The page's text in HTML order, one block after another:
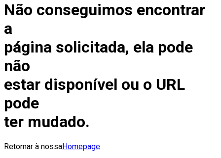
Não conseguimos encontrar
a
página solicitada, ela pode
não
estar disponível ou o URL
pode
ter mudado.
Retornar à nossaHomepage